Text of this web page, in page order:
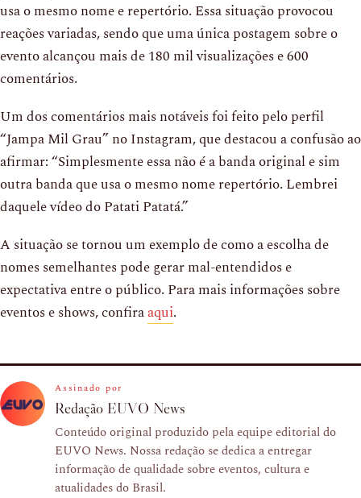
usa o mesmo nome e repertório. Essa situação provocou
reações variadas, sendo que uma única postagem sobre o
evento alcançou mais de 180 mil visualizações e 600
comentários.
Um dos comentários mais notáveis foi feito pelo perfil
“Jampa Mil Grau” no Instagram, que destacou a confusão ao
afirmar: “Simplesmente essa não é a banda original e sim
outra banda que usa o mesmo nome repertório. Lembrei
daquele vídeo do Patati Patatá.”
A situação se tornou um exemplo de como a escolha de
nomes semelhantes pode gerar mal-entendidos e
expectativa entre o público. Para mais informações sobre
eventos e shows, confiraaqui.
Assinado por
Redação EUVO News
Conteúdo original produzido pela equipe editorial do
EUVO News. Nossa redação se dedica a entregar
informação de qualidade sobre eventos, cultura e
atualidades do Brasil.